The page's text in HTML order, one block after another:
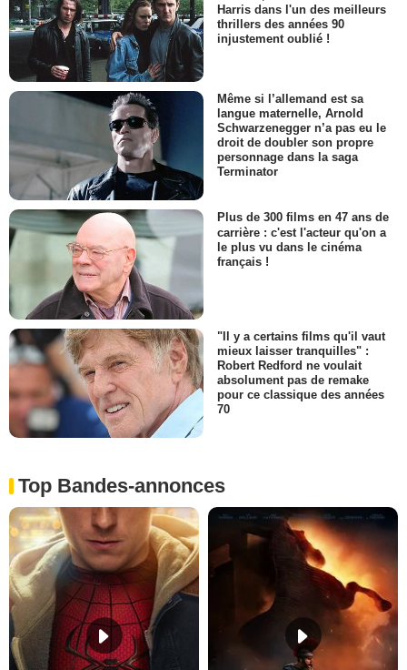
Harris dans l'un des meilleurs
thrillers des années 90
injustement oublié !
Même si l’allemand est sa
langue maternelle, Arnold
Schwarzenegger n’a pas eu le
droit de doubler son propre
personnage dans la saga
Terminator
Plus de 300 films en 47 ans de
carrière : c'est l'acteur qu'on a
le plus vu dans le cinéma
français !
"Il y a certains films qu'il vaut
mieux laisser tranquilles" :
Robert Redford ne voulait
absolument pas de remake
pour ce classique des années
70
Top Bandes-annonces